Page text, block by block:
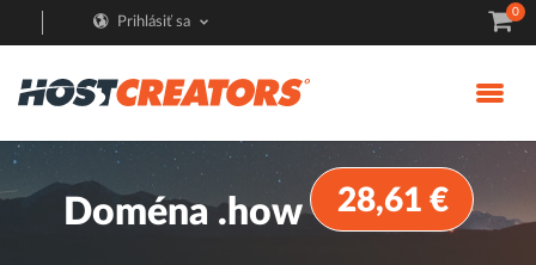
Prihlásiť sa
0
Doména .how 28,61 €